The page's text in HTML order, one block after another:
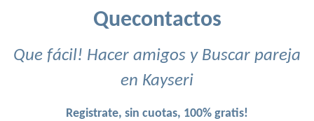
Quecontactos
Que fácil! Hacer amigos y Buscar pareja
en Kayseri
Registrate, sin cuotas, 100% gratis!